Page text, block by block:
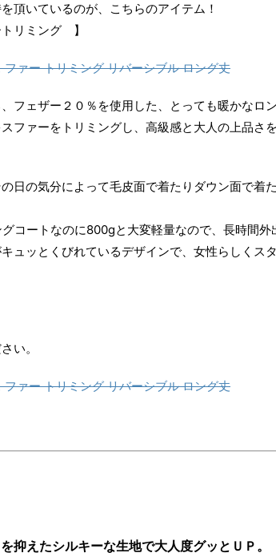
頂いているのが、こちらのアイテム！
リミング 】
フェザー２０％を使用した、とっても暖かなロ
ファーをトリミングし、高級感と大人の上品さ
日の気分によって毛皮面で着たりダウン面で着
コートなのに800gと大変軽量なので、長時間外
ュッとくびれているデザインで、女性らしくス
い。
抑えたシルキーな生地で大人度グッとＵＰ。